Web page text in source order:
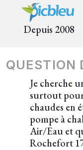
Depuis 2008
QUESTION
Je cherche
surtout
chaudes en
pompe à
Air/Eau et
Rochefort